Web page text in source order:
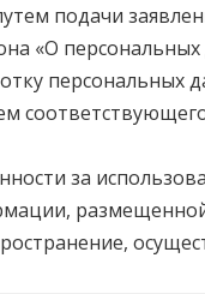
подачи
«О
за